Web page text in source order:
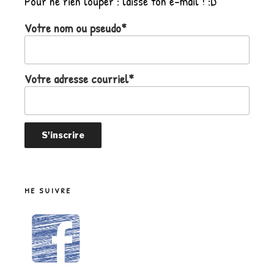
Votre nom ou pseudo*
Votre adresse courriel*
ME SUIVRE